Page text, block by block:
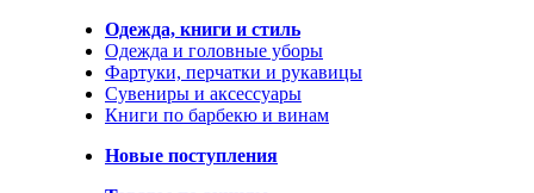
Одежда, книги и стиль
Одежда и головные уборы
Фартуки, перчатки и рукавицы
Сувениры и аксессуары
Книги по барбекю и винам
Новые поступления